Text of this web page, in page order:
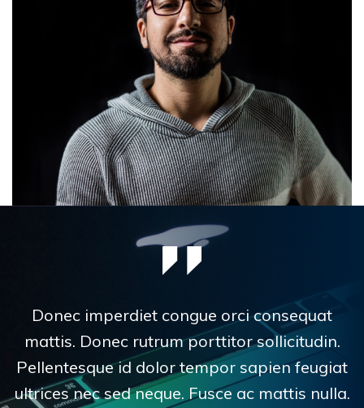
Donec imperdiet congue orci consequat
mattis. Donec rutrum porttitorsollicitudin.
Pellentesque id dolor tempor sapien feugiat
ultrices nec sed neque. Fusce ac mattis nulla.